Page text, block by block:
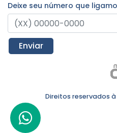
Deixe seu número que
Enviar
Direitos reservados